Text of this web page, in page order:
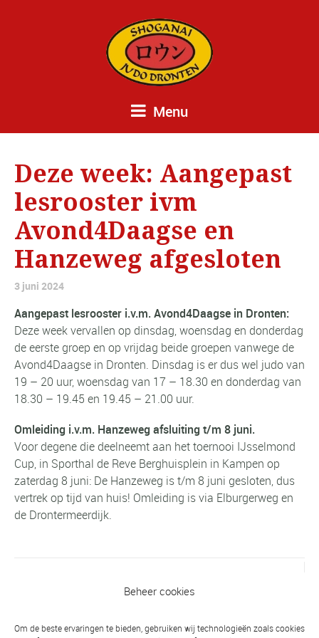
Beheer cookies
Om de beste ervaringen te bieden, gebruiken wij technologieën zoals cookies
Menu
Deze week: Aangepast
lesrooster ivm
Avond4Daagse en
Hanzeweg afgesloten
3 juni 2024
Aangepast lesrooster i.v.m. Avond4Daagse in Dronten:
Deze week vervallen op dinsdag, woensdag en donderdag
de eerste groep en op vrijdag beide groepen vanwege de
Avond4Daagse in Dronten. Dinsdag is er dus wel judo van
19 – 20 uur, woensdag van 17 – 18.30 en donderdag van
18.30 – 19.45 en 19.45 – 21.00 uur.
Omleiding i.v.m. Hanzeweg afsluiting t/m 8 juni.
Voor degene die deelneemt aan het toernooi IJsselmond
Cup, in Sporthal de Reve Berghuisplein in Kampen op
zaterdag 8 juni: De Hanzeweg is t/m 8 juni gesloten, dus
vertrek op tijd van huis! Omleiding is via Elburgerweg en
de Drontermeerdijk.
Dichtbij (Oldebroek) en ver weg (Venray)